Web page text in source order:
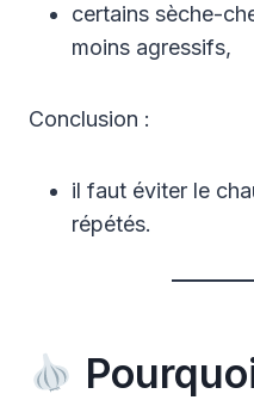
certains sèche-
moins agressifs,
Conclusion :
il faut éviter le
répétés.